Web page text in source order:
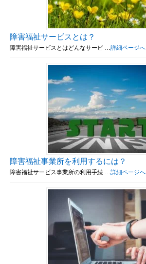
障害福祉サービスとは？
障害福祉サービスとはどんなサービ … 詳細ページへ
障害福祉事業所を利用するには？
障害福祉サービス事業所の利用手続 … 詳細ページへ